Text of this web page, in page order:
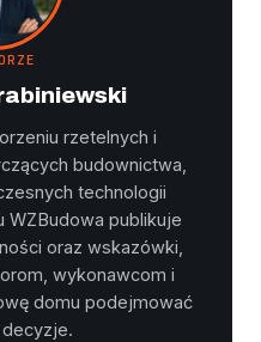
rzetelnych i
budownictwa,
technologii
WZBudowa publikuje
oraz wskazówki,
wykonawcom i
domu podejmować